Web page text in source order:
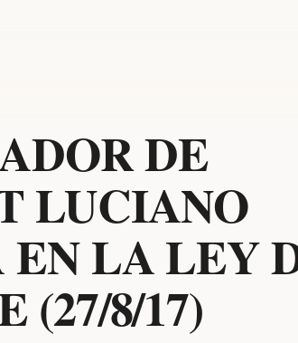
DE
LUCIANO
EN LA LEY
(27/8/17)